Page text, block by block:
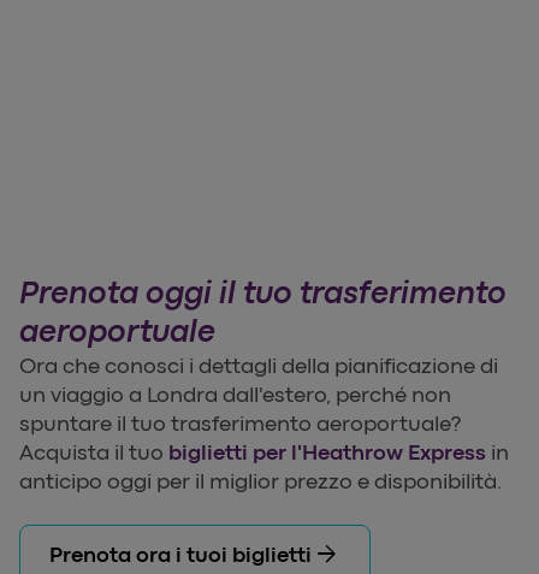
Prenota oggi il tuo trasferimento
aeroportuale
Ora che conosci i dettagli della pianificazione di
un viaggio a Londra dall'estero, perché non
spuntare il tuo trasferimento aeroportuale?
Acquista il tuo biglietti per l'Heathrow Express in
anticipo oggi per il miglior prezzo e disponibilità.
Prenota ora i tuoi biglietti arrow_forward